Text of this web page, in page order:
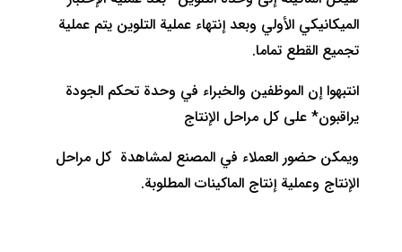
الميكانيكي الأولي وبعد إنتهاء عملية التلوين يتم عملية
تجميع القطع تماما.
انتبهوا إن الموظفين والخبراء في وحدة تحكم الجودة
يراقبون* على كل مراحل الإنتاج
ويمكن حضور العملاء في المصنع لمشاهدة كل مراحل
الإنتاج وعملية إنتاج الماكينات المطلوبة.